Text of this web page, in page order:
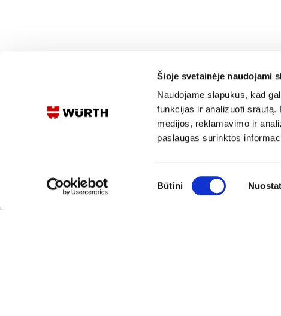
Šioje svetainėje naudojami
Naudojame slapukus, kad
funkcijas ir analizuoti srautą.
medijos, reklamavimo ir
paslaugas surinktos
pasirinkimas
Būtini